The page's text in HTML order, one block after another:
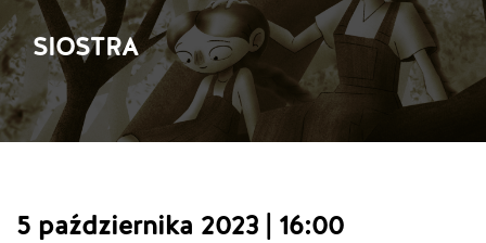
SIOSTRA
5 października 2023 | 16:00